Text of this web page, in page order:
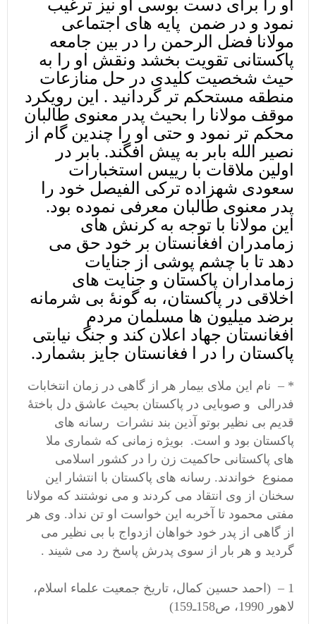
او را برای دست بوسی او نیز ترغیب
نمود و در ضمن پایه های اجتماعی
مولانا فضل الرحمن را در بین جامعه
پاکستانی تقویت بخشد ونقش او را به
حیث شخصیت کلیدی در حل منازعات
منطقه مستحکم تر گردانید . این رویکرد
موقف مولانا را بحیث پدر معنوی طالبان
محکم تر نمود و حتی او را چندین گام از
نصیر الله بابر به پیش افگند. بابر در
اولین ملاقات با رییس استخبارات
سعودی شهزاده ترکی الفیصل خود را
پدر معنوی طالبان معرفی نموده بود.
این مولانا با توجه به کرنش های
زمامدران افغانستان بر خود حق می
دهد تا با چشم پوشی از جنایات
زمامداران پاکستان و جنایت های
اخلاقی در پاکستان، به گونۀ بی شرمانه
برضد میلیون ها مسلمان مردم
افغانستان جهاد اعلان کند و جنگ نیابتی
پاکستان را در ا فغانستان جایز بشمارد.
* – نام این ملای بیمار هر از گاهی در زمان انتخابات
فدرالی و صوبایی در پاکستان بحیث عاشق دل باختۀ
قدیم بی نظیر بوتو آذین بند نشرات رسانه های
پاکستان بود و است. بویژه زمانی که شماری ملا
های پاکستانی حاکمیت زن را در کشور اسلامی
ممنوع خواندند. رسانه های پاکستان با انتشار این
سخنان از وی انتقاد می کردند و می نوشتند که مولانا
مفتی محمود تا آخربه این خواست او تن نداد. وی هر
از گاهی از پدر خود خواهان ازدواج با بی نظیر می
گردید و هر بار از سوی پدرش پاسخ رد می شیند .
1 – (احمد حسین‌ كمال‌، تاریخ‌ جمعیت‌ علماء اسلام‌،
لاهور 1990‌، ص‌158ـ159)